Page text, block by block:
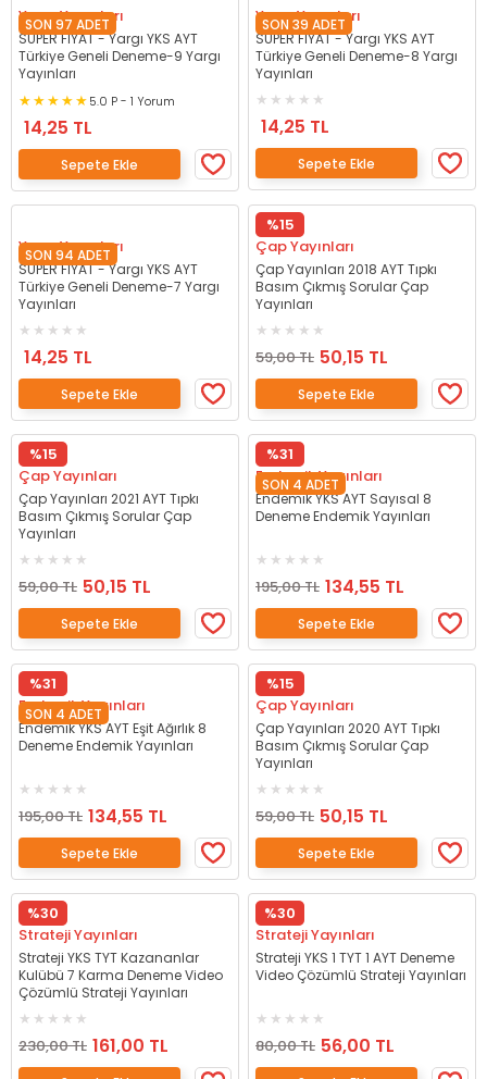
SON 97 ADET
Yargı Yayınları
SÜPER FİYAT - Yargı YKS AYT
Türkiye Geneli Deneme-9 Yargı
Yayınları
5.0 P - 1 Yorum
14,25 TL
Sepete Ekle
SON 39 ADET
Yargı Yayınları
SÜPER FİYAT - Yargı YKS AYT
Türkiye Geneli Deneme-8 Yargı
Yayınları
14,25 TL
Sepete Ekle
SON 94 ADET
Yargı Yayınları
SÜPER FİYAT - Yargı YKS AYT
Türkiye Geneli Deneme-7 Yargı
Yayınları
14,25 TL
Sepete Ekle
%15
Çap Yayınları
Çap Yayınları 2018 AYT Tıpkı
Basım Çıkmış Sorular Çap
Yayınları
59,00 TL 50,15 TL
Sepete Ekle
%15
Çap Yayınları
Çap Yayınları 2021 AYT Tıpkı
Basım Çıkmış Sorular Çap
Yayınları
59,00 TL 50,15 TL
Sepete Ekle
%31
SON 4 ADET
Endemik Yayınları
Endemik YKS AYT Sayısal 8
Deneme Endemik Yayınları
195,00 TL 134,55 TL
Sepete Ekle
%31
SON 4 ADET
Endemik Yayınları
Endemik YKS AYT Eşit Ağırlık 8
Deneme Endemik Yayınları
195,00 TL 134,55 TL
Sepete Ekle
%15
Çap Yayınları
Çap Yayınları 2020 AYT Tıpkı
Basım Çıkmış Sorular Çap
Yayınları
59,00 TL 50,15 TL
Sepete Ekle
%30
Strateji Yayınları
Strateji YKS TYT Kazananlar
Kulübü 7 Karma Deneme Video
Çözümlü Strateji Yayınları
230,00 TL 161,00 TL
%30
Strateji Yayınları
Strateji YKS 1 TYT 1 AYT Deneme
Video Çözümlü Strateji Yayınları
80,00 TL 56,00 TL